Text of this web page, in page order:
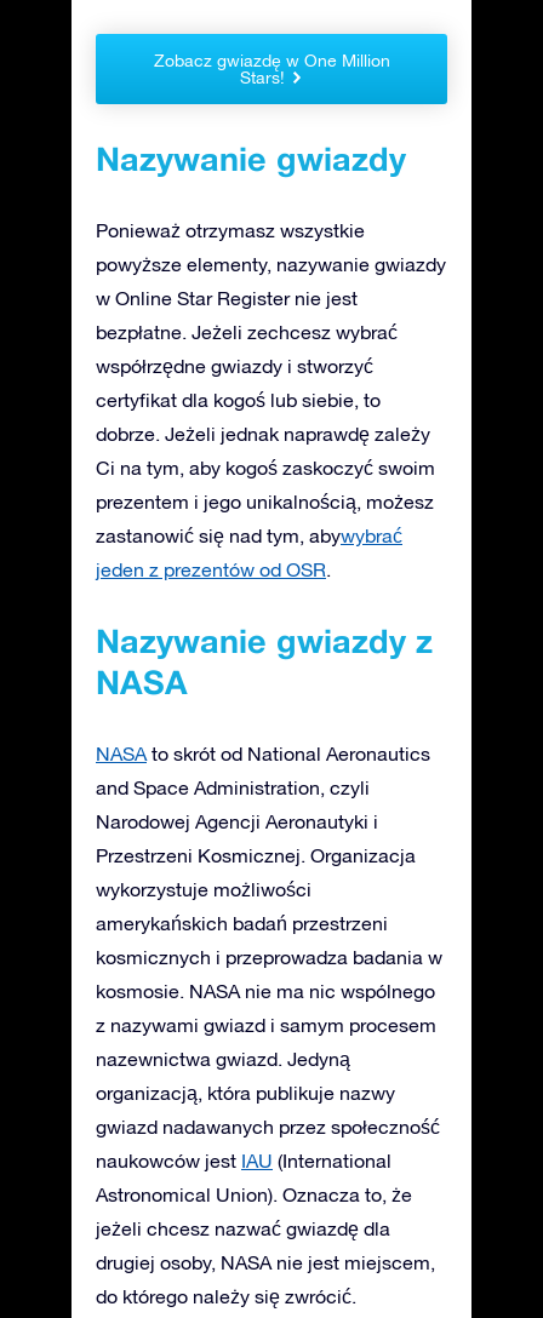
Zobacz gwiazdę w One Million
Stars!
Nazywanie gwiazdy
Ponieważ otrzymasz wszystkie
powyższe elementy, nazywanie gwiazdy
w Online Star Register nie jest
bezpłatne. Jeżeli zechcesz wybrać
współrzędne gwiazdy i stworzyć
certyfikat dla kogoś lub siebie, to
dobrze. Jeżeli jednak naprawdę zależy
Ci na tym, aby kogoś zaskoczyć swoim
prezentem i jego unikalnością, możesz
zastanowić się nad tym, abywybrać
jeden z prezentów od OSR.
Nazywanie gwiazdy z
NASA
NASA to skrót od National Aeronautics
and Space Administration, czyli
Narodowej Agencji Aeronautyki i
Przestrzeni Kosmicznej. Organizacja
wykorzystuje możliwości
amerykańskich badań przestrzeni
kosmicznych i przeprowadza badania w
kosmosie. NASA nie ma nic wspólnego
z nazywami gwiazd i samym procesem
nazewnictwa gwiazd. Jedyną
organizacją, która publikuje nazwy
gwiazd nadawanych przez społeczność
naukowców jest IAU (International
Astronomical Union). Oznacza to, że
jeżeli chcesz nazwać gwiazdę dla
drugiej osoby, NASA nie jest miejscem,
do którego należy się zwrócić.